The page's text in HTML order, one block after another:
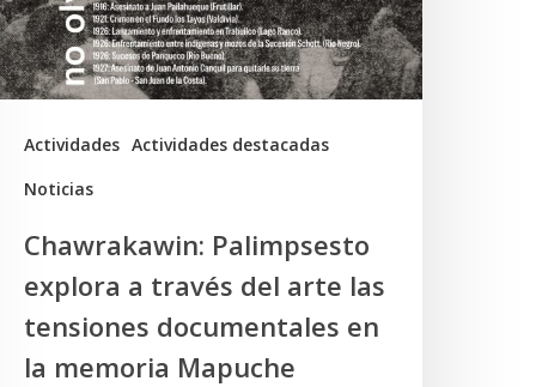
Actividades Actividades destacadas
Noticias
Chawrakawin: Palimpsesto
explora a través del arte las
tensiones documentales en
la memoria Mapuche